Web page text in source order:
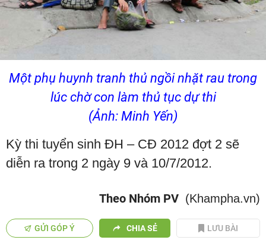
Một phụ huynh tranh thủ ngồi nhặt rau trong
lúc chờ con làm thủ tục dự thi
(Ảnh: Minh Yến)
Kỳ thi tuyển sinh ĐH – CĐ 2012 đợt 2 sẽ
diễn ra trong 2 ngày 9 và 10/7/2012.
Theo Nhóm PV (Khampha.vn)
GỬI GÓP Ý CHIA SẺ LƯU BÀI